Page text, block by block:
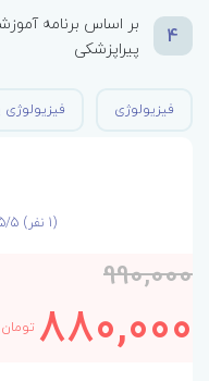
4
بر اساس برنامه
پیراپزشکی
فیزیولوژی
5 (1 نفر)
990,000
880,000